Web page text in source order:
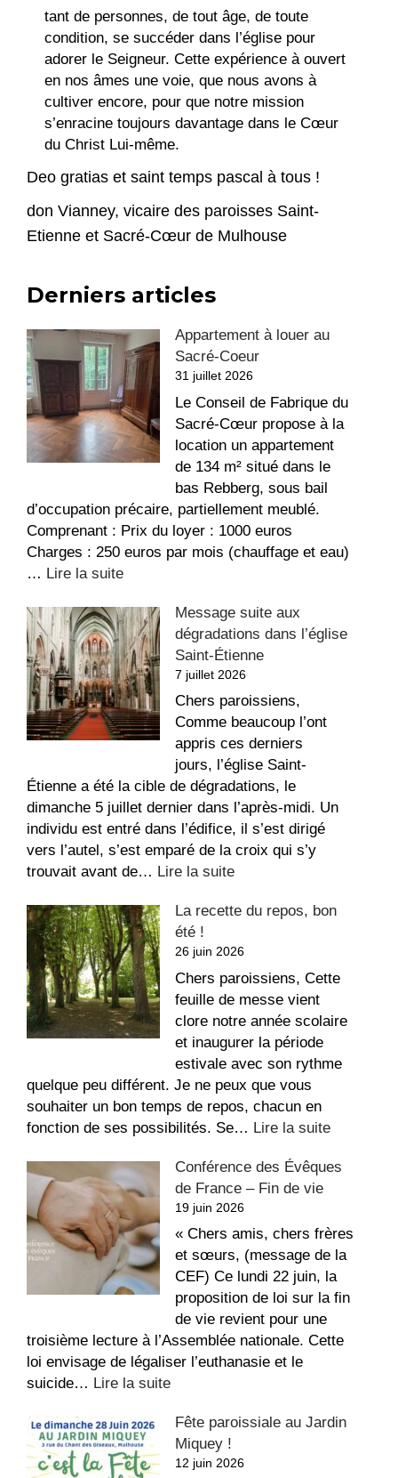
tant de personnes, de tout âge, de toute
condition, se succéder dans l’église pour
adorer le Seigneur. Cette expérience à ouvert
en nos âmes une voie, que nous avons à
cultiver encore, pour que notre mission
s’enracine toujours davantage dans le Cœur
du Christ Lui-même.
Deo gratias et saint temps pascal à tous !
don Vianney, vicaire des paroisses Saint-
Etienne et Sacré-Cœur de Mulhouse
Derniers articles
Appartement à louer au
Sacré-Coeur
31 juillet 2026
Le Conseil de Fabrique du
Sacré-Cœur propose à la
location un appartement
de 134 m² situé dans le
bas Rebberg, sous bail
d’occupation précaire, partiellement meublé.
Comprenant : Prix du loyer : 1000 euros
Charges : 250 euros par mois (chauffage et eau)
… Lire la suite:
à
louer
au
Sacré-
Coeur
Message suite aux
dégradations dans l’église
Saint-Étienne
7 juillet 2026
Chers paroissiens,
Comme beaucoup l’ont
appris ces derniers
jours, l’église Saint-
Étienne a été la cible de dégradations, le
dimanche 5 juillet dernier dans l’après-midi. Un
individu est entré dans l’édifice, il s’est dirigé
vers l’autel, s’est emparé de la croix qui s’y
trouvait avant de… Lire la suite:
suite
dégradations
dans
l’église
Saint-
Étienne
La recette du repos, bon
été !
26 juin 2026
Chers paroissiens, Cette
feuille de messe vient
clore notre année scolaire
et inaugurer la période
estivale avec son rythme
quelque peu différent. Je ne peux que vous
souhaiter un bon temps de repos, chacun en
fonction de ses possibilités. Se… Lire la suite:
recette
bon
été
!
Conférence des Évêques
de France – Fin de vie
19 juin 2026
« Chers amis, chers frères
et sœurs, (message de la
CEF) Ce lundi 22 juin, la
proposition de loi sur la fin
de vie revient pour une
troisième lecture à l’Assemblée nationale. Cette
loi envisage de légaliser l’euthanasie et le
suicide… Lire la suite:
des
Évêques
de
Fête paroissiale au Jardin
Miquey !
12 juin 2026